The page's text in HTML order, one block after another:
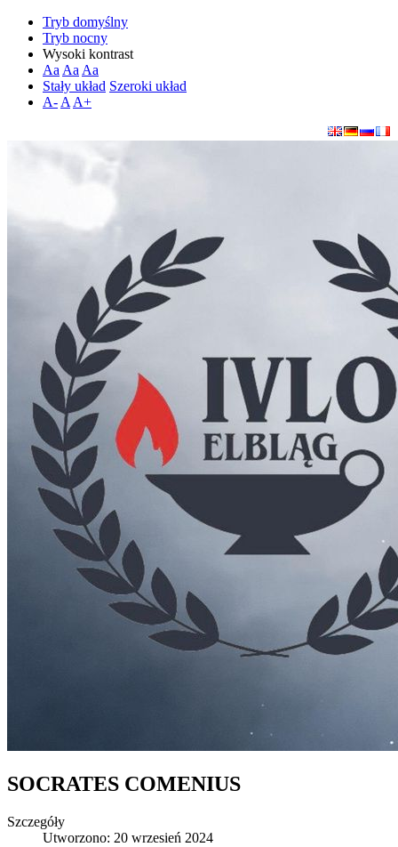
Tryb domyślny
Tryb nocny
Wysoki kontrast
Aa Aa Aa
Stały układ Szeroki układ
A- A A+
SOCRATES COMENIUS
Szczegóły
Utworzono: 20 wrzesień 2024